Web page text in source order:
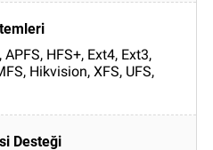
APFS, HFS+, Ext4, Ext3,
Hikvision, XFS, UFS,